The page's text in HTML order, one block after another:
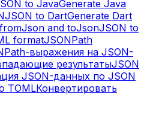
to JavaGenerate Java
JSON to DartGenerate Dart
and toJsonJSON to
formatJSONPath
выражения на JSON-
результатыJSON
JSON-данных по JSON
TOMLКонвертировать